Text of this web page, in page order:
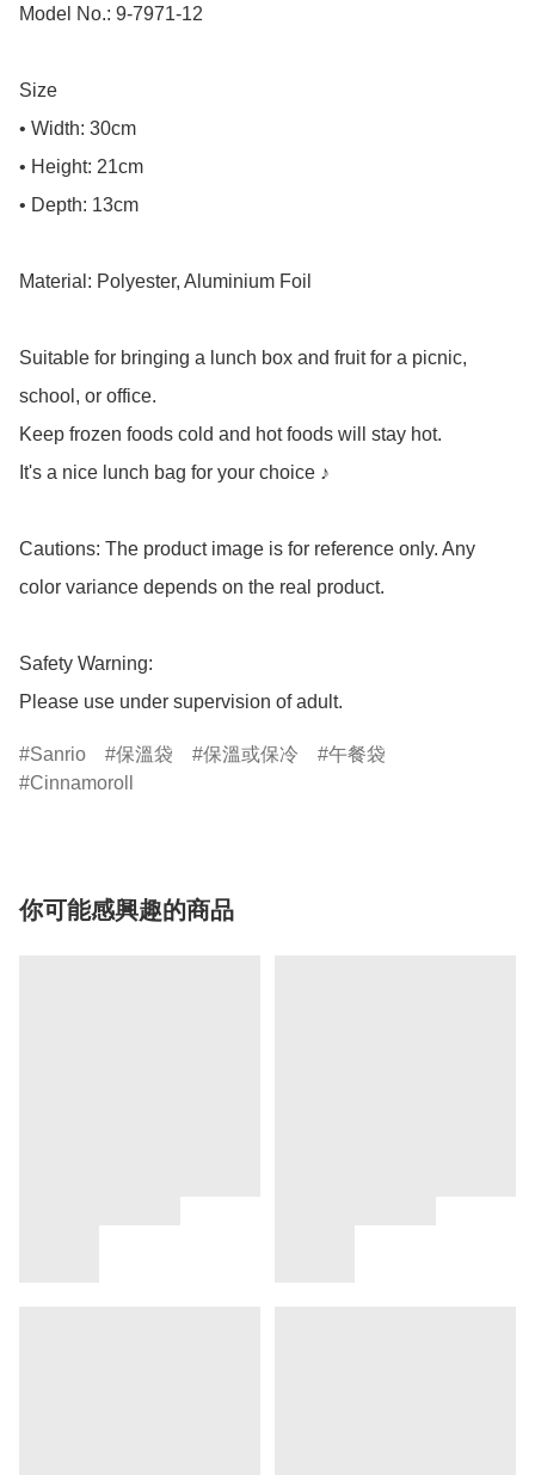
Model No.: 9-7971-12
Size
• Width: 30cm
• Height: 21cm
• Depth: 13cm
Material: Polyester, Aluminium Foil
Suitable for bringing a lunch box and fruit for a picnic,
school, or office.
Keep frozen foods cold and hot foods will stay hot.
It's a nice lunch bag for your choice ♪
Cautions: The product image is for reference only. Any
color variance depends on the real product.
Safety Warning:
Please use under supervision of adult.
Sanrio 保溫袋 保溫或保冷
午餐袋
Cinnamoroll
你可能感興趣的商品